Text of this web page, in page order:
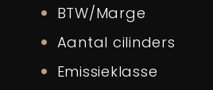
BTW/Marge
Aantal cilinders
Emissieklasse